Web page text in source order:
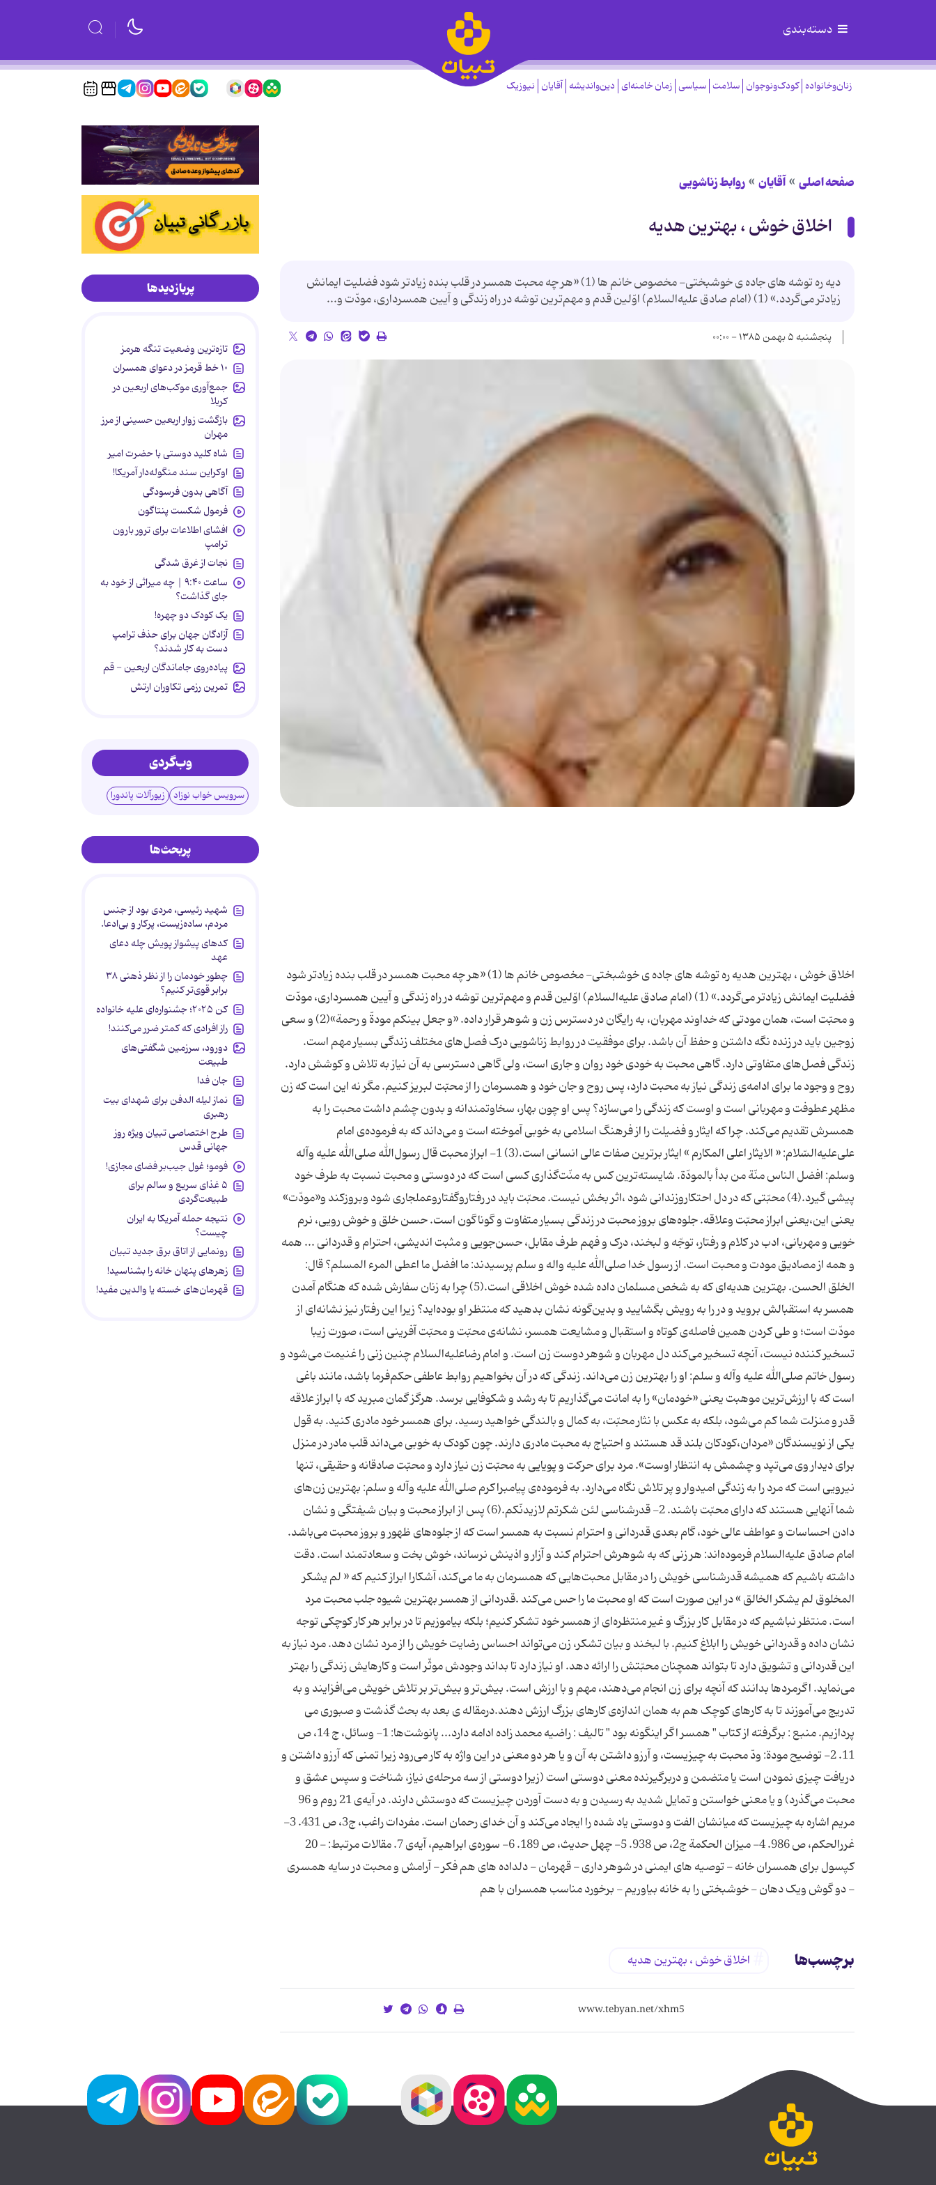
دسته‌بندی
زنان‌وخانواده کودک‌ونوجوان سلامت سیاسی زمان خامنه‌ای دین‌واندیشه آقایان نیوزیک
صفحه اصلی آقایان روابط زناشویی
اخلاق خوش ، بهترین هدیه
دیه ره توشه های جاده ی خوشبختی- مخصوص خانم ها (1) «هر چه محبت همسر در قلب بنده زیادتر شود فضلیت ایمانش
زیادتر می‌گردد.» (1) (امام صادق علیه‌السلام) اوّلین قدم و مهم‌ترین توشه در راه زندگی و آیین همسرداری، مودّت و...
پنجشنبه ۵ بهمن ۱۳۸۵ - ۰۰:۰۰
اخلاق خوش ، بهترین هدیه ره توشه های جاده ی خوشبختی- مخصوص خانم ها (1) «هر چه محبت همسر در قلب بنده زیادتر شود
فضلیت ایمانش زیادتر می‌گردد.» (1) (امام صادق علیه‌السلام) اوّلین قدم و مهم‌ترین توشه در راه زندگی و آیین همسرداری، مودّت
و محبّت است، همان مودتی که خداوند مهربان، به رایگان در دسترس زن و شوهر قرار داده. «و جعل بینکم مودةّ و رحمة»(2) و سعی
زوجین باید در زنده نگه داشتن و حفظ آن باشد. برای موفقیت در روابط زناشویی درک فصل‌های مختلف زندگی بسیار مهم است.
زندگی فصل‌های متفاوتی دارد. گاهی محبت به خودی خود روان و جاری است، ولی گاهی دسترسی به آن نیاز به تلاش و کوشش دارد.
روح و وجود ما برای ادامه‌ی زندگی نیاز به محبت دارد، پس روح و جان خود و همسرمان را از محبّت لبریز کنیم. مگر نه این است که زن
مظهر عطوفت و مهربانی است و اوست که زندگی را می‌سازد؟ پس او چون بهار، سخاوتمندانه و بدون چشم داشت محبت را به
همسرش تقدیم می‌کند. چرا که ایثار و فضیلت را از فرهنگ اسلامی به خوبی آموخته است و می‌داند که به فرموده‌ی امام
علی‌علیه‌السّلام: « الایثار اعلی المکارم » ایثار برترین صفات عالی انسانی است.(3) 1- ابراز محبت قال رسول‌الله صلی‌الله علیه وآله
وسلم: افضل الناس منّة من بدأ بالمودّة. شایسته‌ترین کس به منّت‌گذاری کسی است که در دوستی و محبت نسبت به طرف خود
پیشی گیرد.(4) محبّتی که در دل احتکاروزندانی شود ،اثر بخش نیست. محبّت باید در رفتاروگفتاروعملجاری شود وبروزکند و«مودّت»
یعنی این،یعنی ابراز محبّت وعلاقه. جلوه‌های بروز محبت در زندگی بسیار متفاوت و گوناگون است. حسن خلق و خوش رویی، نرم
خویی و مهربانی، ادب در کلام و رفتار، توجّه و لبخند، درک و فهم طرف مقابل، حسن‌جویی و مثبت اندیشی، احترام و قدردانی ... همه
و همه از مصادیق مودت و محبت است. از رسول خدا صلی‌الله علیه واله و سلم پرسیدند: ما افضل ما اعطی المرء المسلم؟ قال:
الخلق الحسن. بهترین هدیه‌ای که به شخص مسلمان داده شده خوش اخلاقی است.(5) چرا به زنان سفارش شده که هنگام آمدن
همسر به استقبالش بروید و در را به رویش بگشایید و بدین‌گونه نشان بدهید که منتظر او بوده‌اید؟ زیرا این رفتار نیز نشانه‌ای از
مودّت است؛ و طی کردن همین فاصله‌ی کوتاه و استقبال و مشایعت همسر، نشانه‌ی محبّت و محبّت آفرینی است، صورت زیبا
تسخیر کننده نیست، آنچه تسخیر می‌کند دل مهربان و شوهر دوست زن است. و امام رضاعلیه‌السلام چنین زنی را غنیمت می‌شود و
رسول خاتم صلی‌الله علیه وآله و سلم: او را بهترین زن می‌داند. زندگی که در آن بخواهیم روابط عاطفی حکم‌فرما باشد، مانند باغی
است که با ارزش‌ترین موهبت یعنی «خودمان» را به امانت می‌گذاریم تا به رشد و شکوفایی برسد. هرگز گمان مبرید که با ابراز علاقه
قدر و منزلت شما کم می‌شود، بلکه به عکس با نثار محبّت، به کمال و بالندگی خواهید رسید. برای همسر خود مادری کنید. به قول
یکی از نویسندگان «مردان،کودکان بلند قد هستند و احتیاج به محبت مادری دارند. چون کودک به خوبی می‌داند قلب مادر در منزل
برای دیدار وی می‌تپد و چشمش به انتظار اوست». مرد برای حرکت و پویایی به محبّت زن نیاز دارد و محبّت صادقانه و حقیقی، تنها
نیرویی است که مرد را به زندگی امیدوار و پر تلاش نگاه می‌دارد. به فرموده‌ی پیامبراکرم صلی‌الله علیه وآله و سلم: بهترین زن‌های
شما آنهایی هستند که دارای محبّت باشند. 2- قدرشناسی لئن شکرتم لازیدنّکم.(6) پس از ابراز محبت و بیان شیفتگی و نشان
دادن احساسات و عواطف عالی خود، گام بعدی قدردانی و احترام نسبت به همسر است که از جلوه‌های ظهور و بروز محبت می‌باشد.
امام صادق علیه‌السلام فرموده‌اند: هر زنی که به شوهرش احترام کند و آزار و اذینش نرساند، خوش بخت و سعادتمند است. دقت
داشته باشیم که همیشه قدر‌شناسی خویش را در مقابل محبت‌هایی که همسرمان به ما می‌کند، آشکارا ابراز کنیم که « لم یشکر
المخلوق لم یشکر الخالق » در این صورت است که او محبت ما را حس می‌کند .قدردانی از همسر بهترین شیوه جلب محبت مرد
است. منتظر نباشیم که در مقابل کار بزرگ و غیر منتظره‌ای از همسر خود تشکر کنیم؛ بلکه بیاموزیم تا در برابر هر کار کوچکی توجه
نشان داده و قدردانی خویش را ابلاغ کنیم. با لبخند و بیان تشکر، زن می‌تواند احساس رضایت خویش را از مرد نشان دهد. مرد نیاز به
این قدردانی و تشویق دارد تا بتواند همچنان محبّتش را ارائه دهد. او نیاز دارد تا بداند وجودش موثّر است و کارهایش زندگی را بهتر
می‌نماید. اگرمردها بدانند که آنچه برای زن انجام می‌دهند، مهم و با ارزش است. بیش‌تر و بیش‌تر بر تلاش خویش می‌افزایند و به
تدریج می‌آموزند تا به کارهای کوچک هم به همان اندازه‌ی کارهای بزرگ ارزش دهند.درمقاله ی بعد به بحث گذشت و صبوری می
پردازیم. منبع : برگرفته از کتاب " همسر اگر اینگونه بود " تالیف : راضیه محمد زاده ادامه دارد... پانوشت‌ها: 1- وسائل، ج 14، ص
11. 2- توضیح مودة: ودّ محبت به چیزیست، و آرزو داشتن به آن و یا هر دو معنی در این واژه به کار می‌رود زیرا تمنی که آرزو داشتن و
دریافت چیزی نمودن است یا متضمن و دربرگیرنده معنی دوستی است (زیرا دوستی از سه مرحله‌ی نیاز، شناخت و سپس عشق و
محبت می‌گذرد) و یا معنی خواستن و تمایل شدید به رسیدن و به دست آوردن چیزیست که دوستش دارند. در آیه‌ی 21 روم و 96
مریم اشاره به چیزیست که میانشان الفت و دوستی یاد شده را ایجاد می‌کند و آن خدای رحمان است. مفردات راغب، ج3، ص 431. 3-
غررالحکم، ص 986. 4- میزان الحکمة ج2، ص 938. 5- چهل حدیث، ص 189. 6- سوره‌ی ابراهیم، آیه‌ی 7. مقالات مرتبط: - 20
کپسول برای همسران خانه - توصیه های ایمنی در شوهر داری - قهرمان - دلداده های هم فکر - آرامش و محبت در سایه همسرى
- دو گوش ویک دهان - خوشبختی را به خانه بیاوریم - برخورد مناسب همسران با هم
برچسب‌ها اخلاق خوش ، بهترین هدیه
پربازدیدها
تازه‌ترین وضعیت تنگه هرمز
۱۰ خط قرمز در دعوای همسران
جمع‌آوری موکب‌های اربعین در
کربلا
بازگشت زوار اربعین حسینی از مرز
مهران
شاه کلید دوستی با حضرت امیر
اوکراین سند منگوله‌دار آمریکا!
آگاهی بدون فرسودگی
فرمول شکست پنتاگون
افشای اطلاعات برای ترور بارون
ترامپ
نجات از غرق شدگی
ساعت ۹:۴۰ | چه میراثی از خود به
جای گذاشت؟
یک کودک دو چهره!
آزادگان جهان برای حذف ترامپ
دست به کار شدند؟
پیاده‌روی جاماندگان اربعین - قم
تمرین رزمی تکاوران ارتش
وب‌گردی
سرویس خواب نوزاد زیورآلات پاندورا
پربحث‌ها
شهید رئیسی، مردی بود از جنس
مردم، ساده‌زیست، پرکار و بی‌ادعا.
کدهای پیشواز پویش چله دعای
عهد
چطور خودمان را از نظر ذهنی ۳۸
برابر قوی‌تر کنیم؟
کن ۲۰۲۵؛ جشنواره‌ای علیه خانواده
راز افرادی که کمتر ضرر می‌کنند!
دورود، سرزمین شگفتی‌های
طبیعت
جان فدا
نماز لیله الدفن برای شهدای بیت
رهبری
طرح اختصاصی تبیان ویژه روز
جهانی قدس
فومو؛ غول جیب‌بر فضای مجازی!
۵ غذای سریع و سالم برای
طبیعت‌گردی
نتیجه حمله آمریکا به ایران
چیست؟
رونمایی از اتاق برق جدید تبیان
زهرهای پنهان خانه را بشناسید!
قهرمان‌های خسته یا والدین مفید!